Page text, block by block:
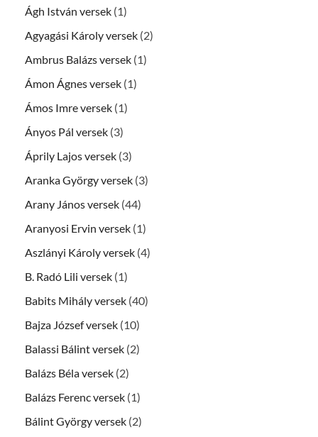
Ágh István versek (1)
Agyagási Károly versek (2)
Ambrus Balázs versek (1)
Ámon Ágnes versek (1)
Ámos Imre versek (1)
Ányos Pál versek (3)
Áprily Lajos versek (3)
Aranka György versek (3)
Arany János versek (44)
Aranyosi Ervin versek (1)
Aszlányi Károly versek (4)
B. Radó Lili versek (1)
Babits Mihály versek (40)
Bajza József versek (10)
Balassi Bálint versek (2)
Balázs Béla versek (2)
Balázs Ferenc versek (1)
Bálint György versek (2)